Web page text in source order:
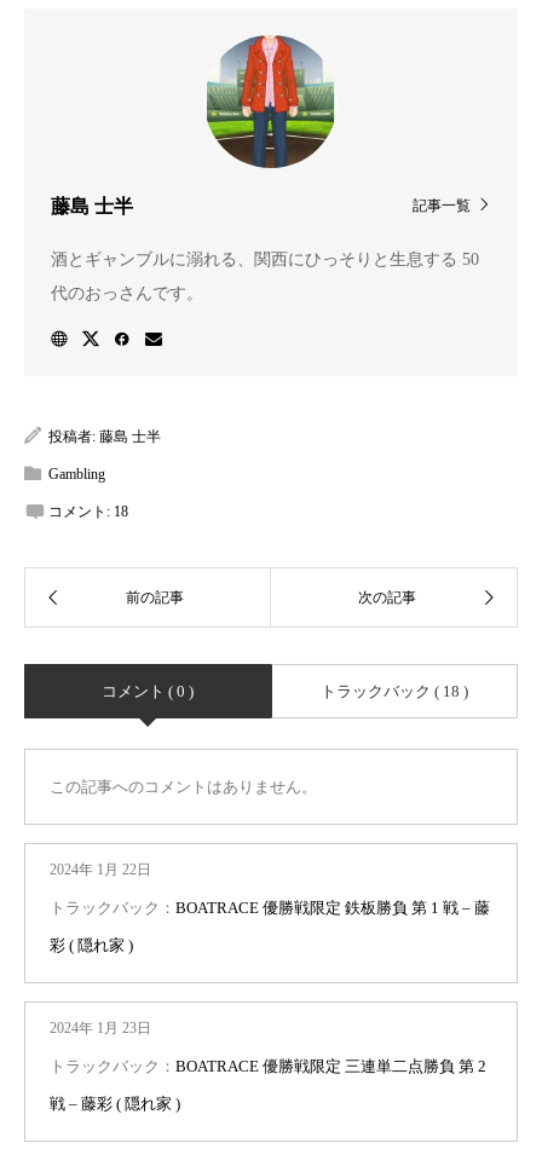
記事一覧
藤島 士半
酒とギャンブルに溺れる、関西にひっそりと生息する 50
代のおっさんです。
投稿者: 藤島 士半
Gambling
コメント: 18
コメント ( 0 ) トラックバック ( 18 )
この記事へのコメントはありません。
2024年 1月 22日
トラックバック： BOATRACE 優勝戦限定 鉄板勝負 第 1 戦 – 藤
彩 ( 隠れ家 )
2024年 1月 23日
トラックバック： BOATRACE 優勝戦限定 三連単二点勝負 第 2
戦 – 藤彩 ( 隠れ家 )